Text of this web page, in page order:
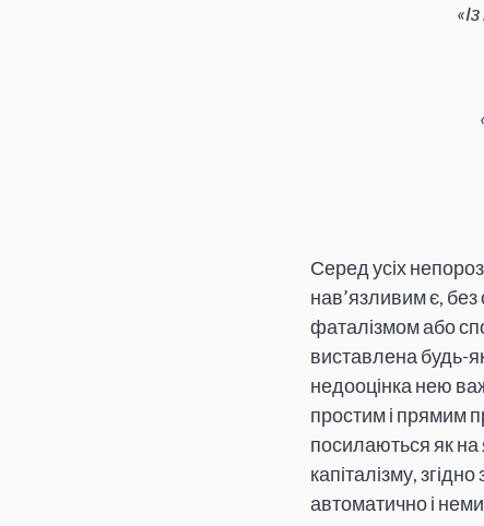
Серед усіх
нав’язливим є, без
фаталізмом або
виставлена будь-
недооцінка нею
простим і прямим
посилаються як на
капіталізму,
автоматично і